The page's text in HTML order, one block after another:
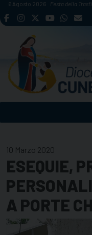
Skip
to
6 Agosto 2026 Festa della
10 Marzo 2020
ESEQUIE,
A PORTE